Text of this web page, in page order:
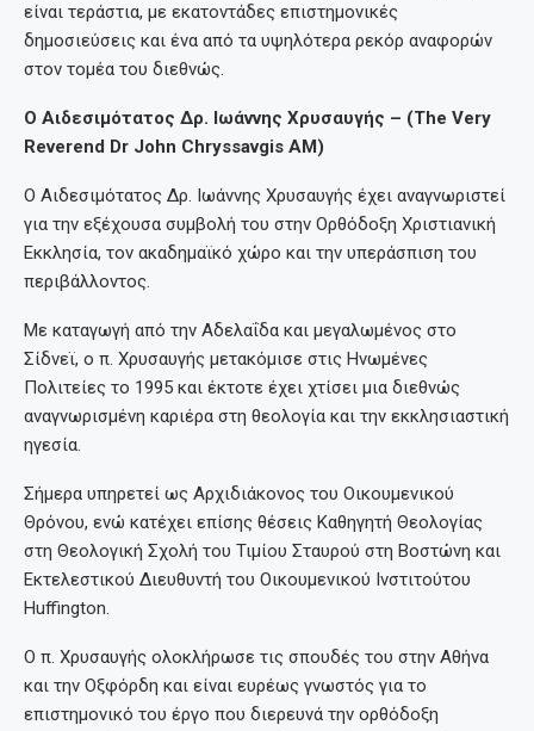
είναι τεράστια, με εκατοντάδες επιστημονικές
δημοσιεύσεις και ένα από τα υψηλότερα ρεκόρ αναφορών
στον τομέα του διεθνώς.
Ο Αιδεσιμότατος Δρ. Ιωάννης Χρυσαυγής – (The Very
Reverend Dr John Chryssavgis AM)
Ο Αιδεσιμότατος Δρ. Ιωάννης Χρυσαυγής έχει αναγνωριστεί
για την εξέχουσα συμβολή του στην Ορθόδοξη Χριστιανική
Εκκλησία, τον ακαδημαϊκό χώρο και την υπεράσπιση του
περιβάλλοντος.
Με καταγωγή από την Αδελαΐδα και μεγαλωμένος στο
Σίδνεϊ, ο π. Χρυσαυγής μετακόμισε στις Ηνωμένες
Πολιτείες το 1995 και έκτοτε έχει χτίσει μια διεθνώς
αναγνωρισμένη καριέρα στη θεολογία και την εκκλησιαστική
ηγεσία.
Σήμερα υπηρετεί ως Αρχιδιάκονος του Οικουμενικού
Θρόνου, ενώ κατέχει επίσης θέσεις Καθηγητή Θεολογίας
στη Θεολογική Σχολή του Τιμίου Σταυρού στη Βοστώνη και
Εκτελεστικού Διευθυντή του Οικουμενικού Ινστιτούτου
Huffington.
Ο π. Χρυσαυγής ολοκλήρωσε τις σπουδές του στην Αθήνα
και την Οξφόρδη και είναι ευρέως γνωστός για το
επιστημονικό του έργο που διερευνά την ορθόδοξη